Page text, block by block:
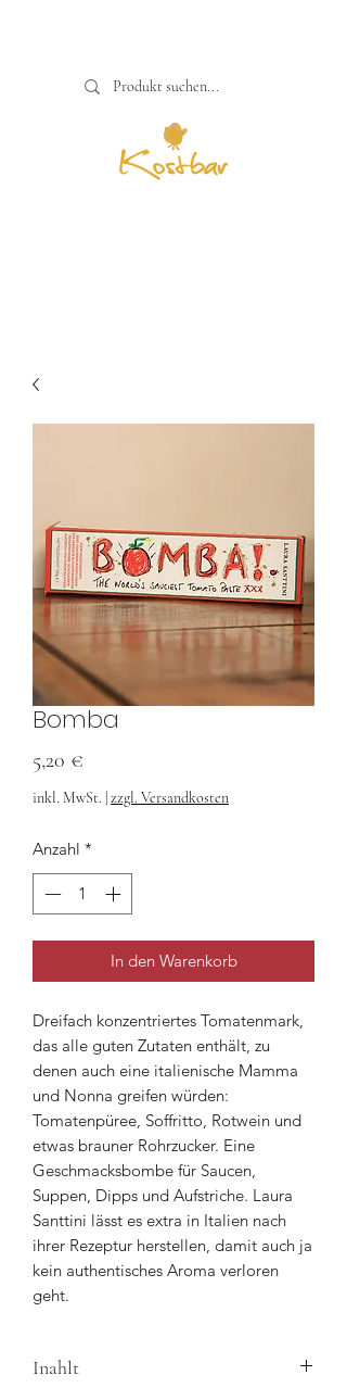
Bomba
5,20 €
inkl. MwSt. zzgl. Versandkosten
Anzahl *
In den Warenkorb
Dreifach konzentriertes Tomatenmark,
das alle guten Zutaten enthält, zu
denen auch eine italienische Mamma
und Nonna greifen würden:
Tomatenpüree, Soffritto, Rotwein und
etwas brauner Rohrzucker. Eine
Geschmacksbombe für Saucen,
Suppen, Dipps und Aufstriche. Laura
Santtini lässt es extra in Italien nach
ihrer Rezeptur herstellen, damit auch ja
kein authentisches Aroma verloren
geht.
Inahlt